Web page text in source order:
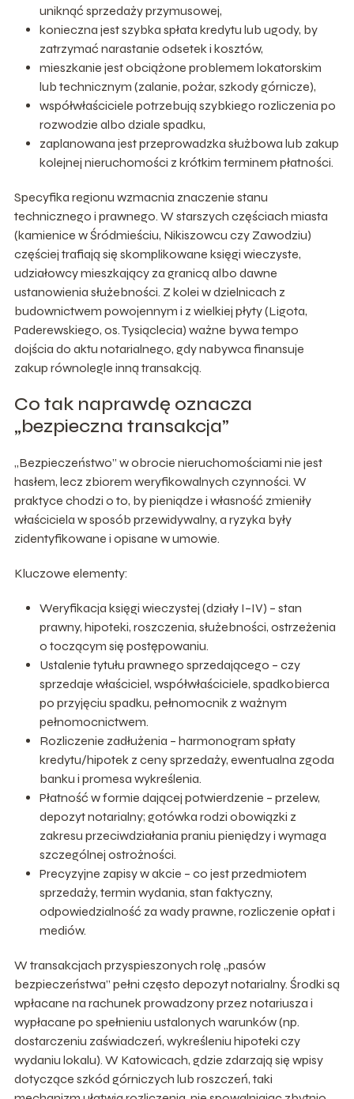
uniknąć sprzedaży przymusowej,
konieczna jest szybka spłata kredytu lub ugody, by
zatrzymać narastanie odsetek i kosztów,
mieszkanie jest obciążone problemem lokatorskim
lub technicznym (zalanie, pożar, szkody górnicze),
współwłaściciele potrzebują szybkiego rozliczenia po
rozwodzie albo dziale spadku,
zaplanowana jest przeprowadzka służbowa lub zakup
kolejnej nieruchomości z krótkim terminem płatności.
Specyfika regionu wzmacnia znaczenie stanu
technicznego i prawnego. W starszych częściach miasta
(kamienice w Śródmieściu, Nikiszowcu czy Zawodziu)
częściej trafiają się skomplikowane księgi wieczyste,
udziałowcy mieszkający za granicą albo dawne
ustanowienia służebności. Z kolei w dzielnicach z
budownictwem powojennym i z wielkiej płyty (Ligota,
Paderewskiego, os. Tysiąclecia) ważne bywa tempo
dojścia do aktu notarialnego, gdy nabywca finansuje
zakup równolegle inną transakcją.
Co tak naprawdę oznacza
„bezpieczna transakcja”
„Bezpieczeństwo” w obrocie nieruchomościami nie jest
hasłem, lecz zbiorem weryfikowalnych czynności. W
praktyce chodzi o to, by pieniądze i własność zmieniły
właściciela w sposób przewidywalny, a ryzyka były
zidentyfikowane i opisane w umowie.
Kluczowe elementy:
Weryfikacja księgi wieczystej (działy I–IV) – stan
prawny, hipoteki, roszczenia, służebności, ostrzeżenia
o toczącym się postępowaniu.
Ustalenie tytułu prawnego sprzedającego – czy
sprzedaje właściciel, współwłaściciele, spadkobierca
po przyjęciu spadku, pełnomocnik z ważnym
pełnomocnictwem.
Rozliczenie zadłużenia – harmonogram spłaty
kredytu/hipotek z ceny sprzedaży, ewentualna zgoda
banku i promesa wykreślenia.
Płatność w formie dającej potwierdzenie – przelew,
depozyt notarialny; gotówka rodzi obowiązki z
zakresu przeciwdziałania praniu pieniędzy i wymaga
szczególnej ostrożności.
Precyzyjne zapisy w akcie – co jest przedmiotem
sprzedaży, termin wydania, stan faktyczny,
odpowiedzialność za wady prawne, rozliczenie opłat i
mediów.
W transakcjach przyspieszonych rolę „pasów
bezpieczeństwa” pełni często depozyt notarialny. Środki są
wpłacane na rachunek prowadzony przez notariusza i
wypłacane po spełnieniu ustalonych warunków (np.
dostarczeniu zaświadczeń, wykreśleniu hipoteki czy
wydaniu lokalu). W Katowicach, gdzie zdarzają się wpisy
dotyczące szkód górniczych lub roszczeń, taki